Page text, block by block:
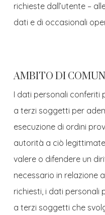
richieste dall’utente –
dati e di occasionali
AMBITO DI
I dati personali conferiti
a terzi soggetti per
esecuzione di ordini
autorità a ciò
valere o difendere un
necessario in relazione
richiesti, i dati personali
a terzi soggetti che